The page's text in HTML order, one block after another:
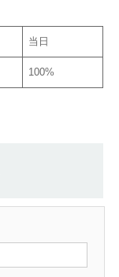
当日
100%